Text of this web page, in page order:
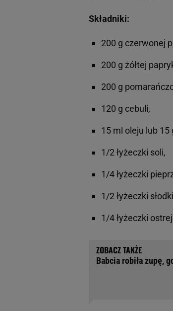
Składniki:
200 g czerwonej
200 g żółtej
200 g
120 g cebuli,
15 ml oleju lub 15
1/2 łyżeczki soli,
1/4 łyżeczki
1/2 łyżeczki
1/4 łyżeczki
Babcia robiła zupę,